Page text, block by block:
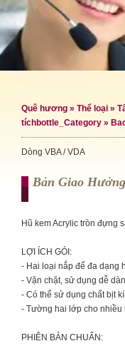
Quê hương » Thể loại »
tíchbottle_Category »
Dòng VBA / VDA
Bản Giao
Hũ kem Acrylic tròn đựng
LỢI ÍCH GÓI:
- Hai loại nắp để đa dạng
- Vặn chặt, sử dụng dễ
- Có thể sử dụng chất bịt
- Tường hai lớp cho nhiều
PHIÊN BẢN CHUẨN: